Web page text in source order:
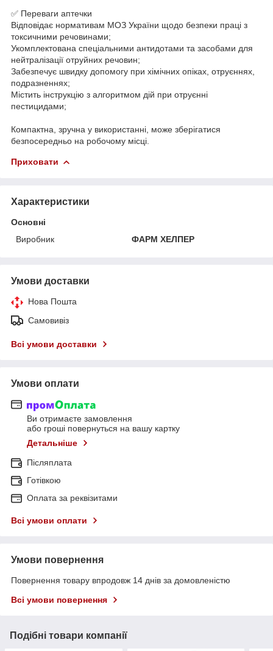
✅ Переваги аптечки
Відповідає нормативам МОЗ України щодо безпеки праці з
токсичними речовинами;
Укомплектована спеціальними антидотами та засобами для
нейтралізації отруйних речовин;
Забезпечує швидку допомогу при хімічних опіках, отруєннях,
подразненнях;
Містить інструкцію з алгоритмом дій при отруєнні
пестицидами;
Компактна, зручна у використанні, може зберігатися
безпосередньо на робочому місці.
Приховати
Характеристики
Основні
Виробник
ФАРМ ХЕЛПЕР
Умови доставки
Нова Пошта
Самовивіз
Всі умови доставки
Умови оплати
Ви отримаєте замовлення
або гроші повернуться на вашу картку
Детальніше
Післяплата
Готівкою
Оплата за реквізитами
Всі умови оплати
Умови повернення
Повернення товару впродовж 14 днів за домовленістю
Всі умови повернення
Подібні товари компанії